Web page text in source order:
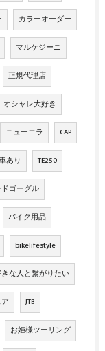
カラーオーダー
マルケジーニ
正規代理店
オシャレ大好き
ニューエラ CAP
あり TE250
ゴーグル
バイク用品
bikelifestyle
な人と繋がりたい
JTB
お姫様ツーリング